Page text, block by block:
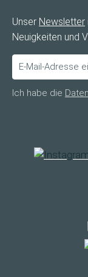
Unser Newsletter
Neuigkeiten und
Ich habe die